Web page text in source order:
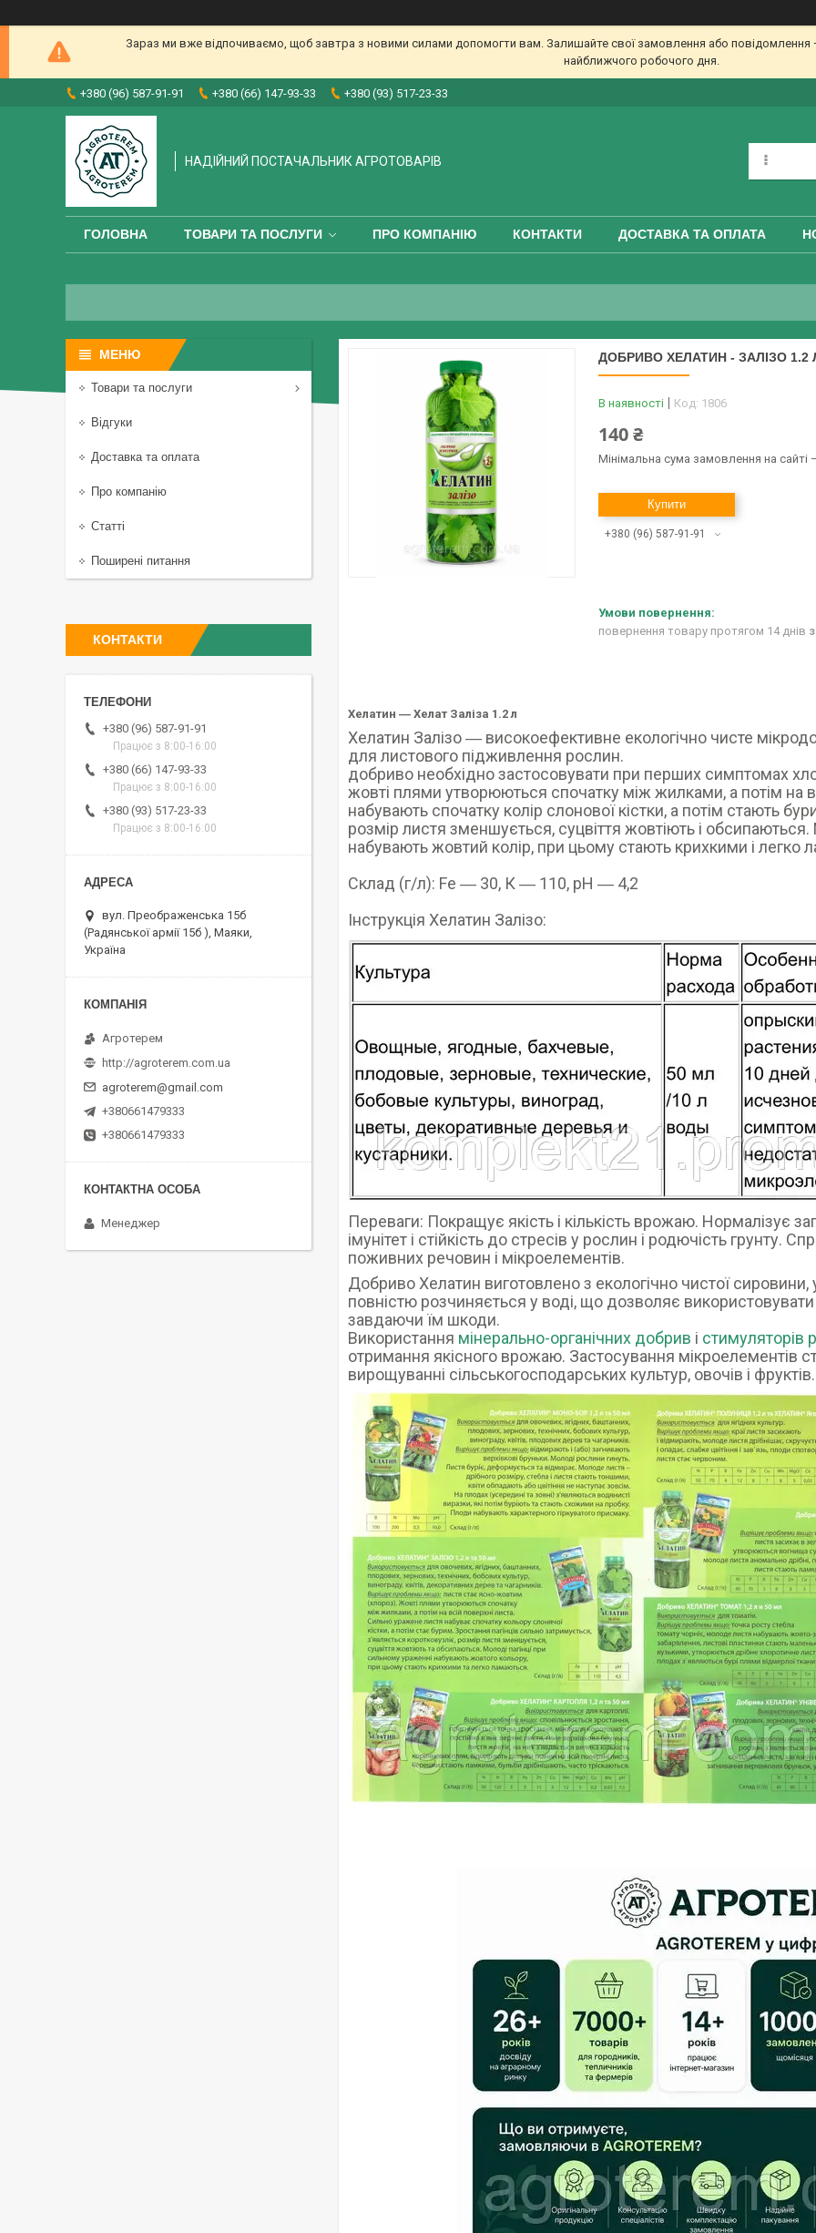
Зараз ми вже відпочиваємо, щоб завтра з новими силами допомогти вам. Залишайте свої замовлення або
найближчого робочого дня.
+380 (96) 587-91-91 +380 (66) 147-93-33 +380 (93) 517-23-33
НАДІЙНИЙ ПОСТАЧАЛЬНИК АГРОТОВАРІВ
ГОЛОВНА ТОВАРИ ТА ПОСЛУГИ ПРО КОМПАНІЮ КОНТАКТИ ДОСТАВКА ТА ОПЛАТА
ДОБРИВО ХЕЛАТИН - ЗАЛІЗО 1.2
В наявності Код: 1806
140 ₴
Мінімальна сума замовлення на сайті
Купити
+380 (96) 587-91-91
повернення товару протягом 14 днів
Хелатин ― Хелат Заліза 1.2 л
Хелатин Залізо ― високоефективне екологічно чисте
для листового підживлення рослин.
добриво необхідно застосовувати при перших симптомах
жовті плями утворюються спочатку між жилками, а потім на
набувають спочатку колір слонової кістки, а потім стають
розмір листя зменшується, суцвіття жовтіють і
набувають жовтий колір, при цьому стають крихкими і легко
Склад (г/л): Fe ― 30, К ― 110, pH ― 4,2
Інструкція Хелатин Залізо:
Переваги: Покращує якість і кількість врожаю. Нормалізує
імунітет і стійкість до стресів у рослин і родючість
поживних речовин і мікроелементів.
Добриво Хелатин виготовлено з екологічно чистої сировини,
повністю розчиняється у воді, що дозволяє
завдаючи їм шкоди.
Використання мінерально-органічних добрив і стимуляторів
отримання якісного врожаю. Застосування мікроелементів
вирощуванні сільськогосподарських культур, овочів і фруктів.
Товари та послуги
Відгуки
Доставка та оплата
Про компанію
Статті
Поширені питання
КОНТАКТИ
+380 (96) 587-91-91
Працює з 8:00-16:00
+380 (66) 147-93-33
Працює з 8:00-16:00
+380 (93) 517-23-33
Працює з 8:00-16:00
вул. Преображенська 15б
(Радянської армії 15б ), Маяки,
Україна
Агротерем
http://agroterem.com.ua
agroterem@gmail.com
+380661479333
+380661479333
Менеджер